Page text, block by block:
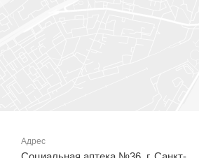
Адрес